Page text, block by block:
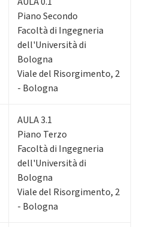
Piano Secondo
Facoltà di Ingegneria
dell'Università di
Bologna
Viale del Risorgimento, 2
- Bologna
AULA 3.1
Piano Terzo
Facoltà di Ingegneria
dell'Università di
Bologna
Viale del Risorgimento, 2
- Bologna